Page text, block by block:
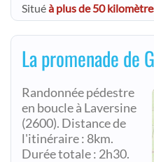
Situéà plus de 50
La promenade de
Randonnée pédestre
en boucle à Laversine
(2600). Distance de
l'itinéraire : 8km.
Durée totale : 2h30.